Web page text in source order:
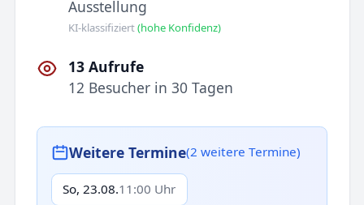
Ausstellung
KI-klassifiziert(hohe Konfidenz)
13 Aufrufe
12 Besucher in 30 Tagen
Weitere Termine(2 weitere Termine)
So, 23.08.11:00 Uhr